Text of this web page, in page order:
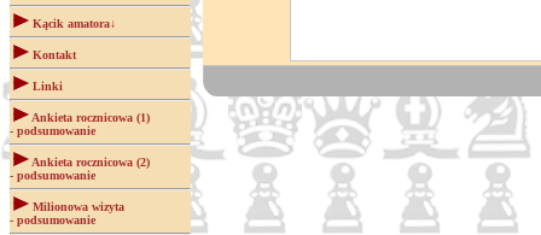
Kącik amatora↓
Kontakt
Linki
Ankieta rocznicowa (1)
- podsumowanie
Ankieta rocznicowa (2)
- podsumowanie
Milionowa wizyta
- podsumowanie